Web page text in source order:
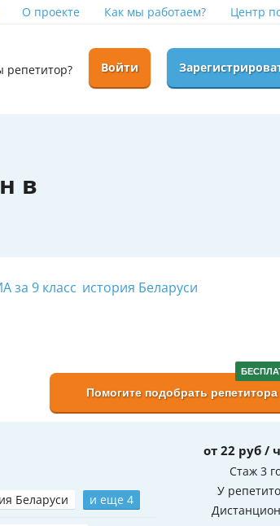
О проекте Как мы работаем? Центр
репетитор? Войти
в
за 9 класс история Беларуси
Помогите подобрать репетитора
Беларуси и еще 4
от 22 руб /
Стаж 3
У